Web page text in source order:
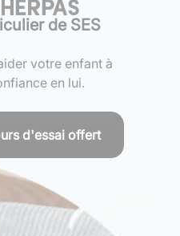
de SES
votre enfant à
en lui.
d'essai offert